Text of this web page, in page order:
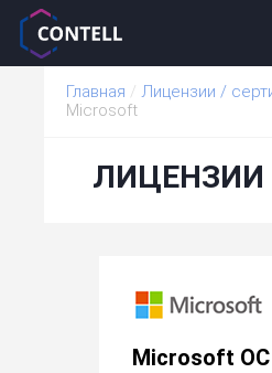
Главная / Лицензии /
Мicrosoft
ЛИЦЕНЗИИ
Microsoft